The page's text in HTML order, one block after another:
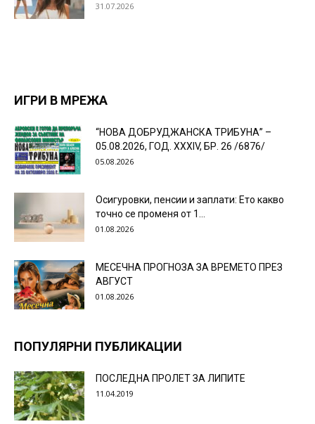
31.07.2026
ИГРИ В МРЕЖА
“НОВА ДОБРУДЖАНСКА ТРИБУНА” –
05.08.2026, ГОД. XXХIV, БР. 26 /6876/
05.08.2026
Осигуровки, пенсии и заплати: Ето какво
точно се променя от 1...
01.08.2026
МЕСЕЧНА ПРОГНОЗА ЗА ВРЕМЕТО ПРЕЗ
АВГУСТ
01.08.2026
ПОПУЛЯРНИ ПУБЛИКАЦИИ
ПОСЛЕДНА ПРОЛЕТ ЗА ЛИПИТЕ
11.04.2019